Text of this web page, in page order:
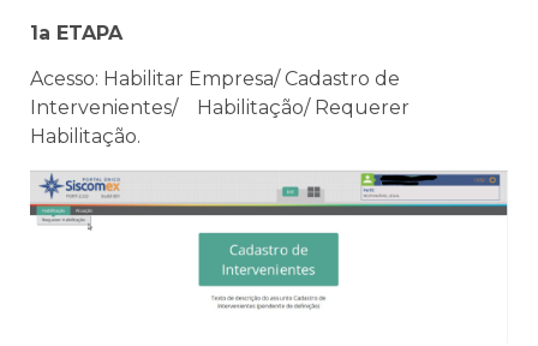
1a ETAPA
Acesso: Habilitar Empresa/ Cadastro de
Intervenientes/ Habilitação/ Requerer
Habilitação.